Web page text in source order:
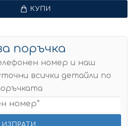
КУПИ
поръчка
номер и наш
всички детайли по